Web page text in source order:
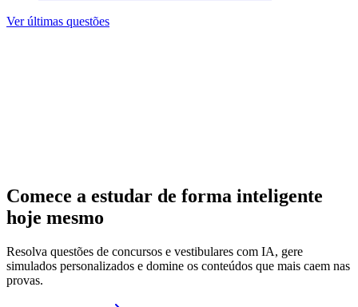
Ver últimas questões
Comece a estudar de forma inteligente
hoje mesmo
Resolva questões de concursos e vestibulares com IA, gere
simulados personalizados e domine os conteúdos que mais caem nas
provas.